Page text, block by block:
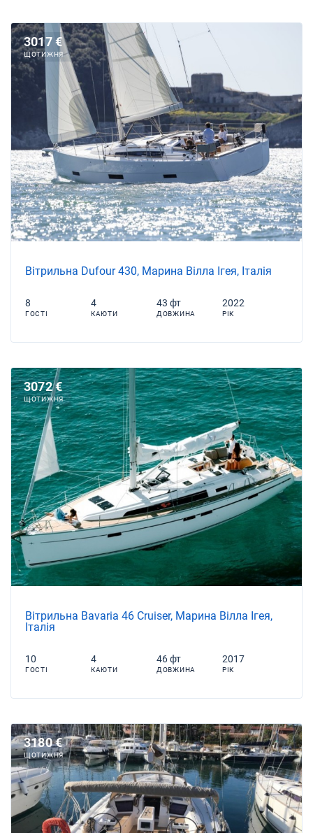
3017 €
ЩОТИЖНЯ
Вітрильна Dufour 430, Марина Вілла Ігея, Італія
8
ГОСТІ
4
КАЮТИ
43 фт
ДОВЖИНА
2022
РІК
3072 €
ЩОТИЖНЯ
Вітрильна Bavaria 46 Cruiser, Марина Вілла Ігея,
Італія
10
ГОСТІ
4
КАЮТИ
46 фт
ДОВЖИНА
2017
РІК
3180 €
ЩОТИЖНЯ